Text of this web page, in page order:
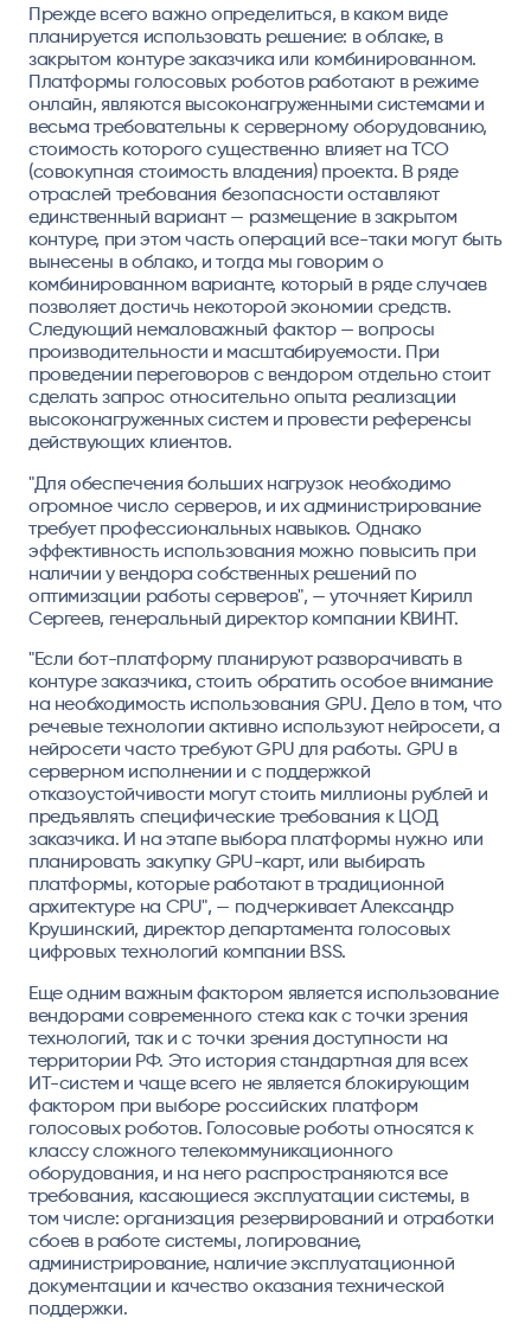
Прежде всего важно определиться, в каком виде
планируется использовать решение: в облаке, в
закрытом контуре заказчика или комбинированном.
Платформы голосовых роботов работают в режиме
онлайн, являются высоконагруженными системами и
весьма требовательны к серверному оборудованию,
стоимость которого существенно влияет на TCO
(совокупная стоимость владения) проекта. В ряде
отраслей требования безопасности оставляют
единственный вариант — размещение в закрытом
контуре, при этом часть операций все-таки могут быть
вынесены в облако, и тогда мы говорим о
комбинированном варианте, который в ряде случаев
позволяет достичь некоторой экономии средств.
Следующий немаловажный фактор — вопросы
производительности и масштабируемости. При
проведении переговоров с вендором отдельно стоит
сделать запрос относительно опыта реализации
высоконагруженных систем и провести референсы
действующих клиентов.
"Для обеспечения больших нагрузок необходимо
огромное число серверов, и их администрирование
требует профессиональных навыков. Однако
эффективность использования можно повысить при
наличии у вендора собственных решений по
оптимизации работы серверов", — уточняет Кирилл
Сергеев, генеральный директор компании КВИНТ.
"Если бот-платформу планируют разворачивать в
контуре заказчика, стоить обратить особое внимание
на необходимость использования GPU. Дело в том, что
речевые технологии активно используют нейросети, а
нейросети часто требуют GPU для работы. GPU в
серверном исполнении и с поддержкой
отказоустойчивости могут стоить миллионы рублей и
предъявлять специфические требования к ЦОД
заказчика. И на этапе выбора платформы нужно или
планировать закупку GPU-карт, или выбирать
платформы, которые работают в традиционной
архитектуре на CPU", — подчеркивает Александр
Крушинский, директор департамента голосовых
цифровых технологий компании BSS.
Еще одним важным фактором является использование
вендорами современного стека как с точки зрения
технологий, так и с точки зрения доступности на
территории РФ. Это история стандартная для всех
ИТ-систем и чаще всего не является блокирующим
фактором при выборе российских платформ
голосовых роботов. Голосовые роботы относятся к
классу сложного телекоммуникационного
оборудования, и на него распространяются все
требования, касающиеся эксплуатации системы, в
том числе: организация резервирований и отработки
сбоев в работе системы, логирование,
администрирование, наличие эксплуатационной
документации и качество оказания технической
поддержки.